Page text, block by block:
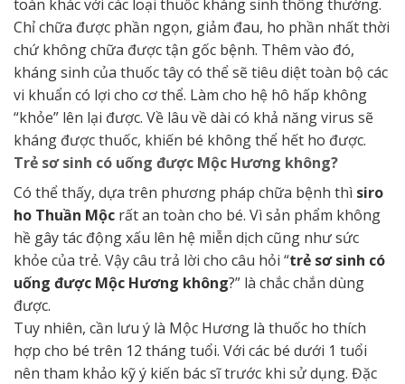
toàn khác với các loại thuốc kháng sinh thông thường.
Chỉ chữa được phần ngọn, giảm đau, ho phần nhất thời
chứ không chữa được tận gốc bệnh. Thêm vào đó,
kháng sinh của thuốc tây có thể sẽ tiêu diệt toàn bộ các
vi khuẩn có lợi cho cơ thể. Làm cho hệ hô hấp không
“khỏe” lên lại được. Về lâu về dài có khả năng virus sẽ
kháng được thuốc, khiến bé không thể hết ho được.
Trẻ sơ sinh có uống được Mộc Hương không?
Có thể thấy, dựa trên phương pháp chữa bệnh thì siro
ho Thuần Mộc rất an toàn cho bé. Vì sản phẩm không
hề gây tác động xấu lên hệ miễn dịch cũng như sức
khỏe của trẻ. Vậy câu trả lời cho câu hỏi “trẻ sơ sinh có
uống được Mộc Hương không?” là chắc chắn dùng
được.
Tuy nhiên, cần lưu ý là Mộc Hương là thuốc ho thích
hợp cho bé trên 12 tháng tuổi. Với các bé dưới 1 tuổi
nên tham khảo kỹ ý kiến bác sĩ trước khi sử dụng. Đặc